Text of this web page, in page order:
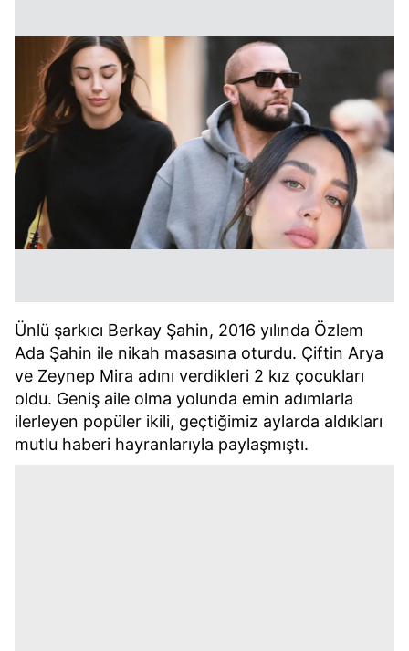
Ünlü şarkıcı Berkay Şahin, 2016 yılında Özlem
Ada Şahin ile nikah masasına oturdu. Çiftin Arya
ve Zeynep Mira adını verdikleri 2 kız çocukları
oldu. Geniş aile olma yolunda emin adımlarla
ilerleyen popüler ikili, geçtiğimiz aylarda aldıkları
mutlu haberi hayranlarıyla paylaşmıştı.